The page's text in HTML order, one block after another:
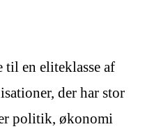
til en eliteklasse af
der har stor
politik, økonomi